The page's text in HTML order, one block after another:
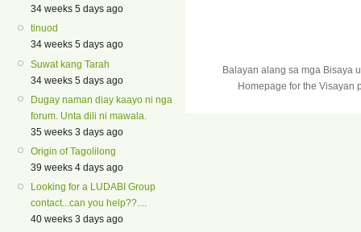
34 weeks 5 days ago
tinuod
34 weeks 5 days ago
Suwat kang Tarah
34 weeks 5 days ago
Dugay naman diay kaayo ni nga
forum. Unta dili ni mawala.
35 weeks 3 days ago
Origin of Tagolilong
39 weeks 4 days ago
Looking for a LUDABI Group
contact...can you help??....
40 weeks 3 days ago
Balayan alang sa mga Bisaya
Homepage for the Visayan